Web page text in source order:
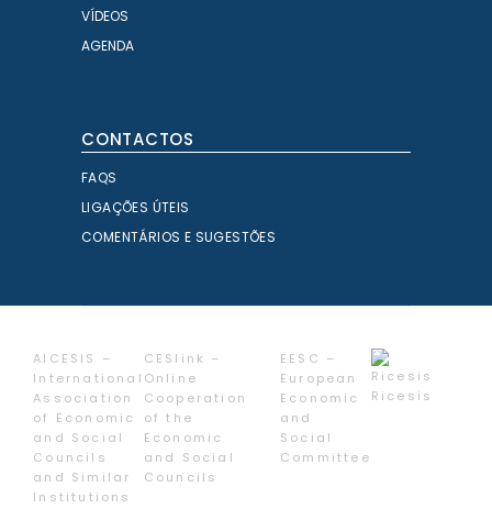
VÍDEOS
AGENDA
CONTACTOS
FAQS
LIGAÇÕES ÚTEIS
COMENTÁRIOS E SUGESTÕES
AICESIS –
International
Association
of Economic
and Social
Councils
and Similar
Institutions
CESlink –
Online
Cooperation
of the
Economic
and Social
Councils
EESC –
European
Economic
and
Social
Committee
Ricesis